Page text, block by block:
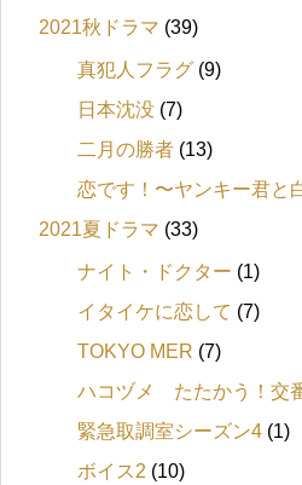
2021秋ドラマ (39)
真犯人フラグ (9)
日本沈没 (7)
二月の勝者 (13)
恋です！〜ヤンキー君と
2021夏ドラマ (33)
ナイト・ドクター (1)
イタイケに恋して (7)
TOKYO MER (7)
ハコヅメ たたかう！交
緊急取調室シーズン4 (1)
ボイス2 (10)